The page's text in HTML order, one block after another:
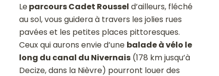
Leparcours Cadet Roussel d’ailleurs, fléché
au sol, vous guidera à travers les jolies rues
pavées et les petites places pittoresques.
Ceux qui aurons envie d’une balade à vélo le
long du canal du Nivernais (178 km jusqu’à
Decize, dans la Nièvre) pourront louer des